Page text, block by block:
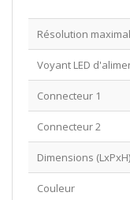
Résolution
Voyant LED
Connecteur 1
Connecteur 2
Dimensions (LxPxH)
Couleur